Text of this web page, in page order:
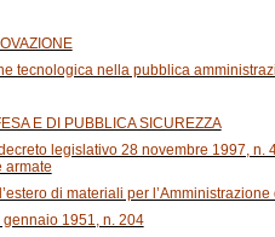
tecnologica nella pubblica
E DI PUBBLICA SICUREZZA
legislativo 28 novembre 1997, n.
armate
di materiali per
1951, n. 204